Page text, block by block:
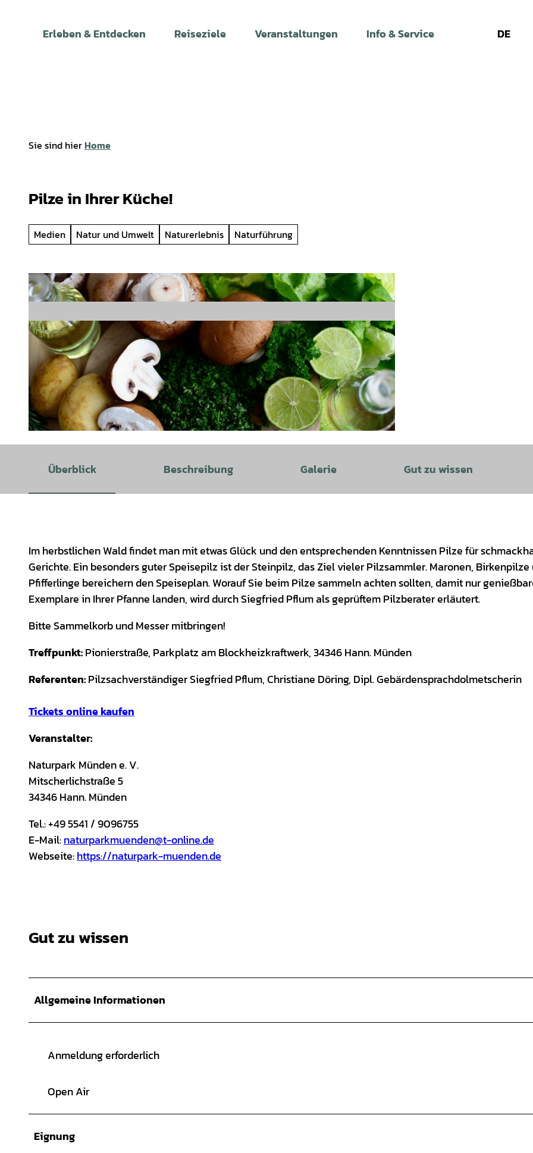
Erleben & Entdecken Reiseziele Veranstaltungen Info & Service DE
Sie sind hierHome
Pilze in Ihrer Küche!
Medien Natur und Umwelt Naturerlebnis Naturführung
Überblick Beschreibung Galerie Gut zu wissen
Im herbstlichen Wald findet man mit etwas Glück und den entsprechenden Kenntnissen Pilze für
Gerichte. Ein besonders guter Speisepilz ist der Steinpilz, das Ziel vieler Pilzsammler. Maronen, Birkenpilze
Pfifferlinge bereichern den Speiseplan. Worauf Sie beim Pilze sammeln achten sollten, damit nur
Exemplare in Ihrer Pfanne landen, wird durch Siegfried Pflum als geprüftem Pilzberater erläutert.
Bitte Sammelkorb und Messer mitbringen!
Treffpunkt:Pionierstraße, Parkplatz am Blockheizkraftwerk, 34346 Hann. Münden
Referenten:Pilzsachverständiger Siegfried Pflum, Christiane Döring, Dipl. Gebärdensprachdolmetscherin
Tickets online kaufen
Veranstalter:
Naturpark Münden e. V.
Mitscherlichstraße 5
34346 Hann. Münden
Tel.: +49 5541 / 9096755
E-Mail:naturparkmuenden@t-online.de
Webseite:https://naturpark-muenden.de
Gut zu wissen
Allgemeine Informationen
Anmeldung erforderlich
Open Air
Eignung